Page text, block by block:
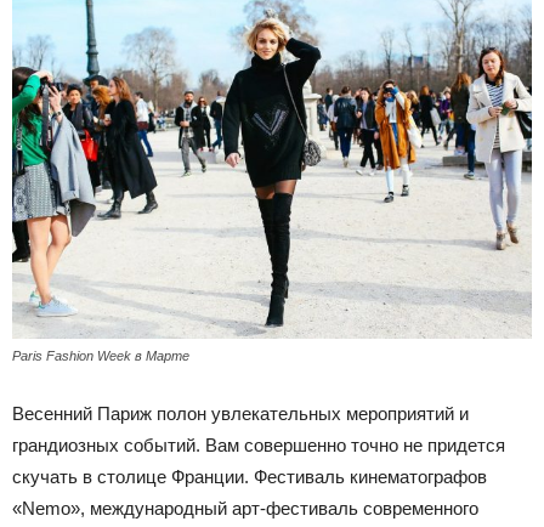
Paris Fashion Week в Марте
Весенний Париж полон увлекательных мероприятий и
грандиозных событий. Вам совершенно точно не придется
скучать в столице Франции. Фестиваль кинематографов
«Nemo», международный арт-фестиваль современного